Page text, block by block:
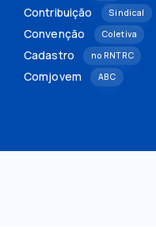
Contribuição Sindical
Convenção Coletiva
Cadastro no RNTRC
Comjovem ABC